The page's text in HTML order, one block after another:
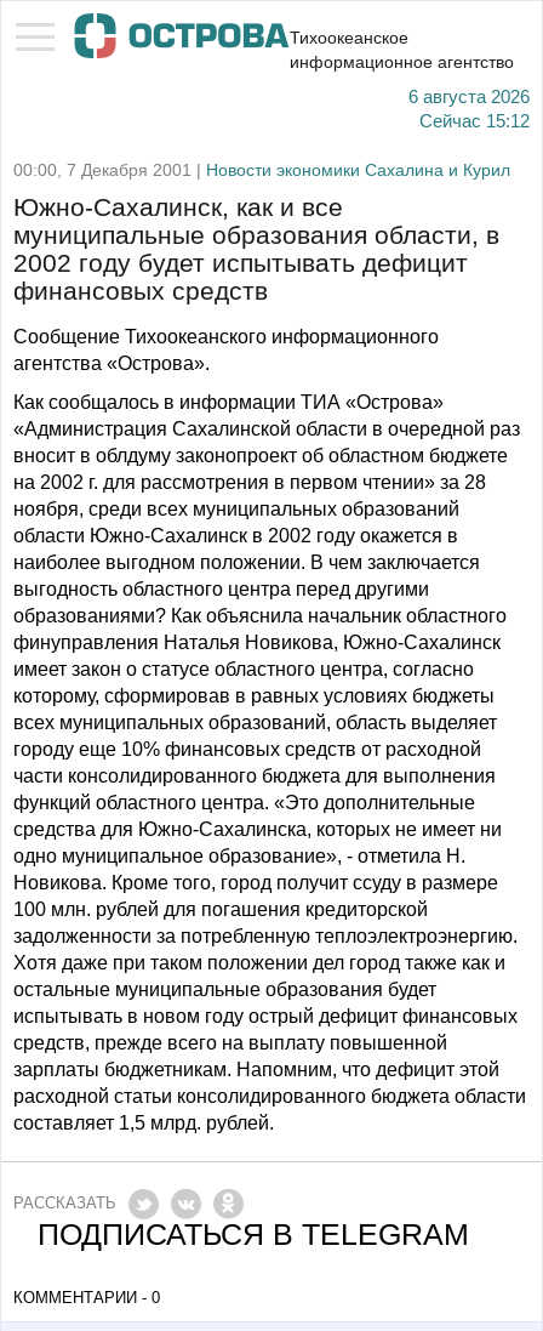
Тихоокеанское
информационное агентство
6 августа 2026
Сейчас 15:12
00:00, 7 Декабря 2001 | Новости экономики Сахалина и Курил
Южно-Сахалинск, как и все
муниципальные образования области, в
2002 году будет испытывать дефицит
финансовых средств
Сообщение Тихоокеанского информационного
агентства «Острова».
Как сообщалось в информации ТИА «Острова»
«Администрация Сахалинской области в очередной раз
вносит в облдуму законопроект об областном бюджете
на 2002 г. для рассмотрения в первом чтении» за 28
ноября, среди всех муниципальных образований
области Южно-Сахалинск в 2002 году окажется в
наиболее выгодном положении. В чем заключается
выгодность областного центра перед другими
образованиями? Как объяснила начальник областного
финуправления Наталья Новикова, Южно-Сахалинск
имеет закон о статусе областного центра, согласно
которому, сформировав в равных условиях бюджеты
всех муниципальных образований, область выделяет
городу еще 10% финансовых средств от расходной
части консолидированного бюджета для выполнения
функций областного центра. «Это дополнительные
средства для Южно-Сахалинска, которых не имеет ни
одно муниципальное образование», - отметила Н.
Новикова. Кроме того, город получит ссуду в размере
100 млн. рублей для погашения кредиторской
задолженности за потребленную теплоэлектроэнергию.
Хотя даже при таком положении дел город также как и
остальные муниципальные образования будет
испытывать в новом году острый дефицит финансовых
средств, прежде всего на выплату повышенной
зарплаты бюджетникам. Напомним, что дефицит этой
расходной статьи консолидированного бюджета области
составляет 1,5 млрд. рублей.
РАССКАЗАТЬ
ПОДПИСАТЬСЯ В TELEGRAM
КОММЕНТАРИИ - 0